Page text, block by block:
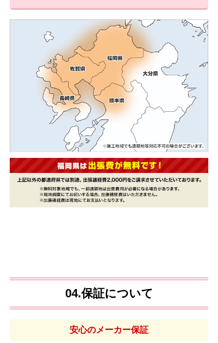
04.保証について
安心のメーカー保証